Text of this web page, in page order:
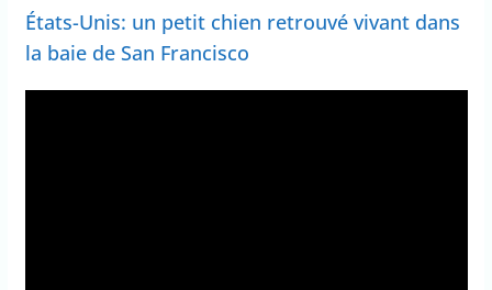
États-Unis: un petit chien retrouvé vivant dans
la baie de San Francisco